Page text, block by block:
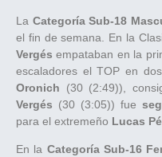
La Categoría Sub-18
el fin de semana. En la
Vergés empataban en la
escaladores el TOP en
Oronich (30 (2:49)),
Vergés (30 (3:05)) fue
para el extremeño Lucas
En la Categoría Sub-16